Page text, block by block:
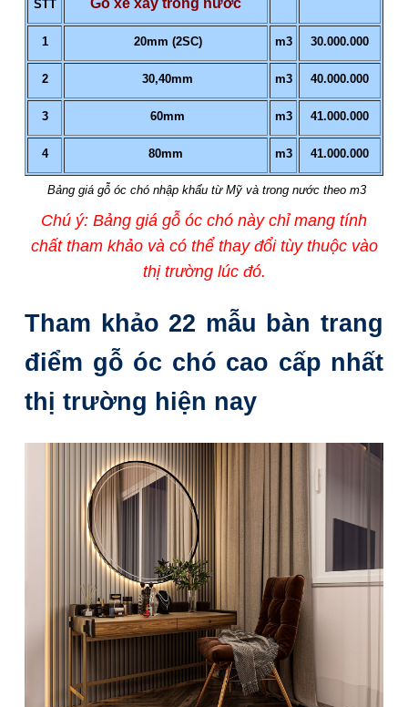
STT Gỗ xẻ xấy trong nước
1 20mm (2SC) m3 30.000.000
2 30,40mm m3 40.000.000
3 60mm m3 41.000.000
4 80mm m3 41.000.000
Bảng giá gỗ óc chó nhập khẩu từ Mỹ và trong nước theo m3
Chú ý: Bảng giá gỗ óc chó này chỉ mang tính
chất tham khảo và có thể thay đổi tùy thuộc vào
thị trường lúc đó.
Tham khảo 22 mẫu bàn trang
điểm gỗ óc chó cao cấp nhất
thị trường hiện nay